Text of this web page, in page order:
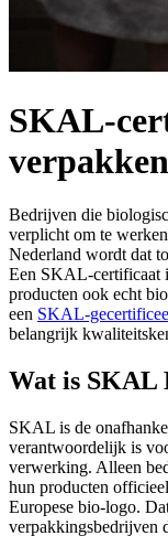
SKAL-
Bedrijven die
verplicht om te
Nederland wordt dat
Een SKAL-certificaat
producten ook echt
een SKAL-
belangrijk
Wat is SKAL
SKAL is de
verantwoordelijk is
verwerking. Alleen
hun producten
Europese bio-logo.
verpakkingsbedrijven